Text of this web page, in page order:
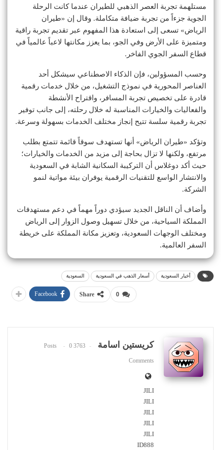
مستلهمة تجربة العصر الذهبي للطيران عندما كانت الرحلة
الجوية جزءاً من تجربة ضيافة متكاملة. وقال إن «طيران
الرياض» تسعى إلى استعادة هذا المفهوم عبر تقديم تجربة راقية
ومتميزة على الأرض وفي الجو، بما يعزز مكانتها لاعباً عالمياً في
قطاع السفر الجوي الفاخر.
وحسب المسؤولين، فإن الذكاء الاصطناعي سيشكل أحد
العناصر المحورية في نموذج التشغيل، من خلال خدمات رقمية
قادرة على تخصيص تجربة المسافر، واقتراح الأنشطة
والفعاليات والخيارات المناسبة له خلال رحلته، إلى جانب توفير
تجربة رقمية سلسة تتيح إنجاز مختلف الخدمات بسهولة وسرعة.
وتؤكد «طيران الرياض» أنها تستهدف سوقاً قائمة تتمتع بطلب
مرتفع، ولكنها لا تزال بحاجة إلى مزيد من الخدمات والخيارات؛
حيث أكد دوغلاس أن التركيبة السكانية الشابة في السعودية
والانتشار الواسع للتقنيات الرقمية يوفران بيئة مواتية لنمو
الشركة.
وأضاف أن الناقل الجديد سيؤدي دوراً مهماً في دعم مستهدفات
المملكة السياحية، من خلال تسهيل وصول الزوار إلى الرياض
ومختلف الوجهات السعودية، وتعزيز مكانة المملكة على خريطة
السفر العالمية.
أخبار السعودية أسعار الذهب في السعودية السعودية
0
Share
Facebook
كريستين اسامة 3763 Posts
0
Comments
JILI
JILI
JILI
JILI
JILI
ID888